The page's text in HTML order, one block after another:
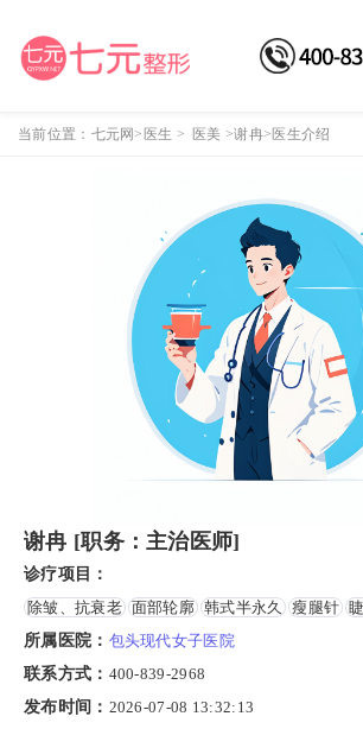
当前位置： 七元网>医生 > 医美 >谢冉>医生介绍
谢冉 [职务：主治医师]
诊疗项目：
除皱、抗衰老 面部轮廓 韩式半永久 瘦腿针
所属医院： 包头现代女子医院
联系方式： 400-839-2968
发布时间： 2026-07-08 13:32:13